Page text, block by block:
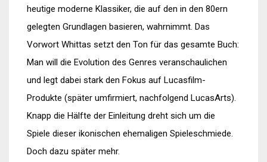
heutige moderne Klassiker, die auf den in den 80ern
gelegten Grundlagen basieren, wahrnimmt. Das
Vorwort Whittas setzt den Ton für das gesamte Buch:
Man will die Evolution des Genres veranschaulichen
und legt dabei stark den Fokus auf Lucasfilm-
Produkte (später umfirmiert, nachfolgend LucasArts).
Knapp die Hälfte der Einleitung dreht sich um die
Spiele dieser ikonischen ehemaligen Spieleschmiede.
Doch dazu später mehr.